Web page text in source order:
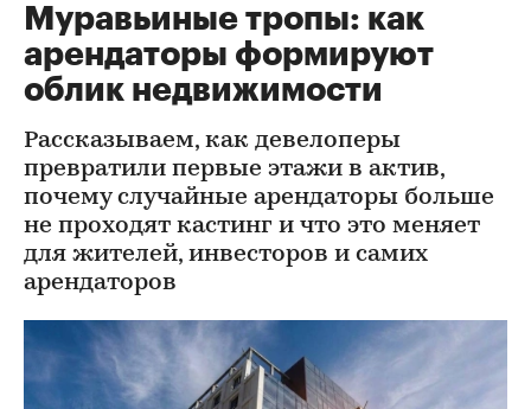
Муравьиные тропы: как
арендаторы формируют
облик недвижимости
Рассказываем, как девелоперы
превратили первые этажи в актив,
почему случайные арендаторы больше
не проходят кастинг и что это меняет
для жителей, инвесторов и самих
арендаторов